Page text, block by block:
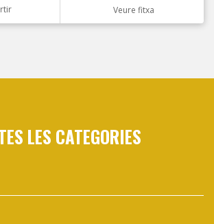
Veure fitxa
LES CATEGORIES